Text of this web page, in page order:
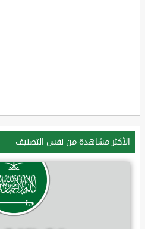
الأكثر مشاهدة من نفس التصنيف